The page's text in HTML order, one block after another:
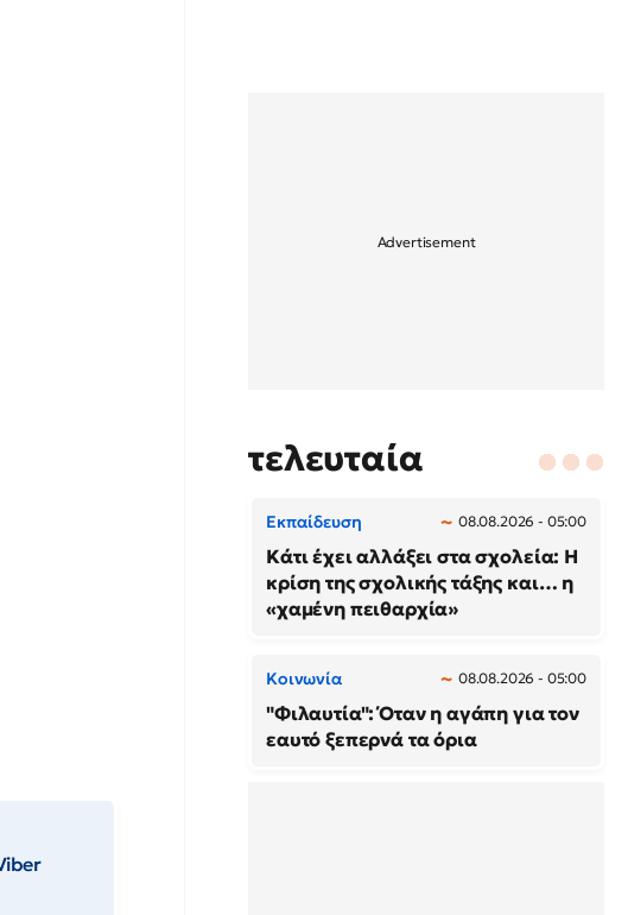
τελευταία
Εκπαίδευση 08.08.2026 - 05:00
Κάτι έχει αλλάξει στα σχολεία: H
κρίση της σχολικής τάξης και… η
«χαμένη πειθαρχία»
Κοινωνία 08.08.2026 - 05:00
"Φιλαυτία": Όταν η αγάπη για τον
εαυτό ξεπερνά τα όρια